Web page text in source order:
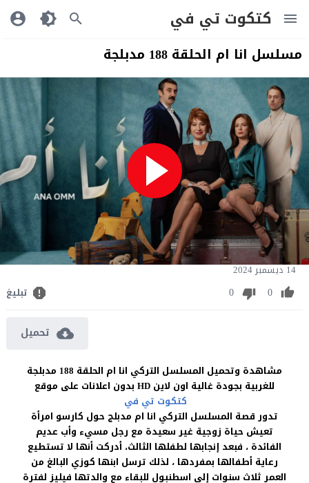
كتكوت تي في
مسلسل انا ام الحلقة 188 مدبلجة
14 ديسمبر 2024
0
0 تبليغ
تحميل
مشاهدة وتحميل المسلسل التركي انا ام الحلقة 188 مدبلجة
للغربية بجودة غالية اون لاين HD بدون اعلانات على موقع
كتكوت تي في
تدور قصة المسلسل التركي انا ام مدبلج حول كارسو امرأة
تعيش حياة زوجية غير سعيدة مع رجل مسيء وأب عديم
الفائدة ، فبعد إنجابها لطفلها الثالث، أدركت أنها لا تستطيع
رعاية أطفالها بمفردها ، لذلك ترسل ابنها كوزي البالغ من
العمر ثلاث سنوات إلى اسطنبول للبقاء مع والدتها فيليز لفترة